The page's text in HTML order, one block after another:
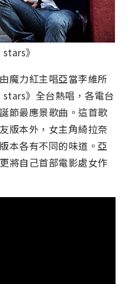
》
力紅主唱亞當李維所
》全台熱唱，各電台
節最應景歌曲。這首歌
版本外，女主角綺拉奈
本各有不同的味道。亞
將自己首部電影處女作